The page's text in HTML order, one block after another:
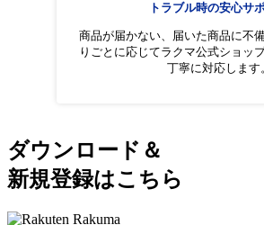
トラブル時の安心サ
商品が届かない、届いた商品に不
りごとに応じてラクマ公式ショッ
丁寧に対応します。
ダウンロード＆
新規登録はこちら